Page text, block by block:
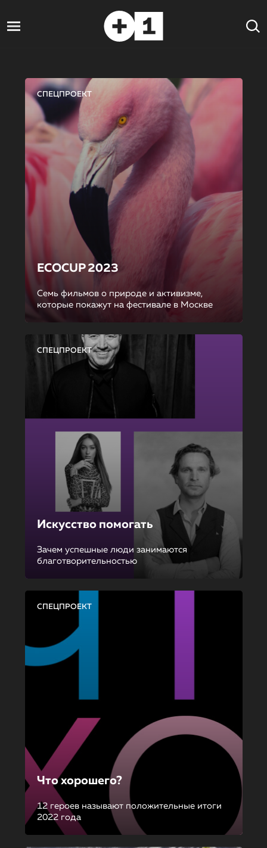
СПЕЦПРОЕКТ
ECOCUP 2023
Семь фильмов о природе и активизме,
которые покажут на фестивале в Москве
СПЕЦПРОЕКТ
Искусство помогать
Зачем успешные люди занимаются
благотворительностью
СПЕЦПРОЕКТ
Что хорошего?
12 героев называют положительные итоги
2022 года